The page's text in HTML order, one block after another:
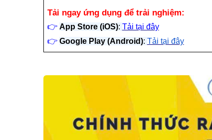
Tải ngay ứng dụng để trải nghiệm:
👉 App Store (iOS): Tải tại đây
👉 Google Play (Android): Tải tại đây